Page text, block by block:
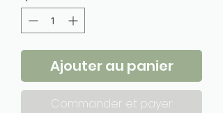
Ajouter au panier
Commander et payer